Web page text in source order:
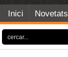
Inici Novetats